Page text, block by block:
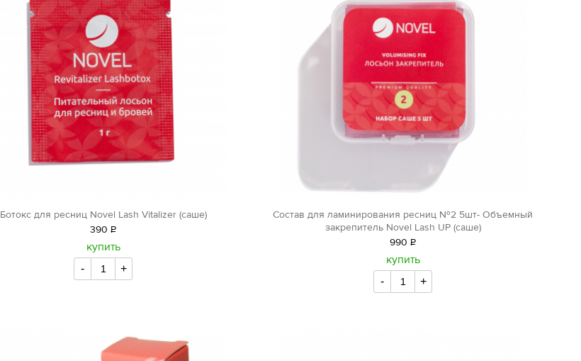
Ботокс для ресниц Novel Lash Vitalizer (саше)
390 Р
уб.
купить
- +
Состав для ламинирования ресниц №2 5шт- Объемный
закрепитель Novel Lash UP (саше)
990 Р
уб.
купить
- +